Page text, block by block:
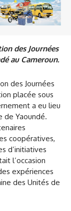
des Journées
au Cameroun.
des Journées
placée sous
a eu lieu
de Yaoundé.
coopératives,
d’initiatives
l’occasion
expériences
des Unités de